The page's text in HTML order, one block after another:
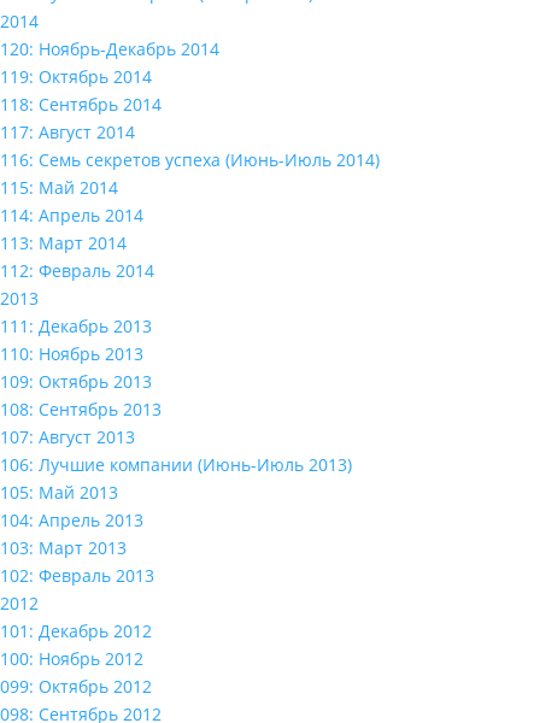
2014
120: Ноябрь-Декабрь 2014
119: Октябрь 2014
118: Сентябрь 2014
117: Август 2014
116: Семь секретов успеха (Июнь-Июль 2014)
115: Май 2014
114: Апрель 2014
113: Март 2014
112: Февраль 2014
2013
111: Декабрь 2013
110: Ноябрь 2013
109: Октябрь 2013
108: Сентябрь 2013
107: Август 2013
106: Лучшие компании (Июнь-Июль 2013)
105: Май 2013
104: Апрель 2013
103: Март 2013
102: Февраль 2013
2012
101: Декабрь 2012
100: Ноябрь 2012
099: Октябрь 2012
098: Сентябрь 2012